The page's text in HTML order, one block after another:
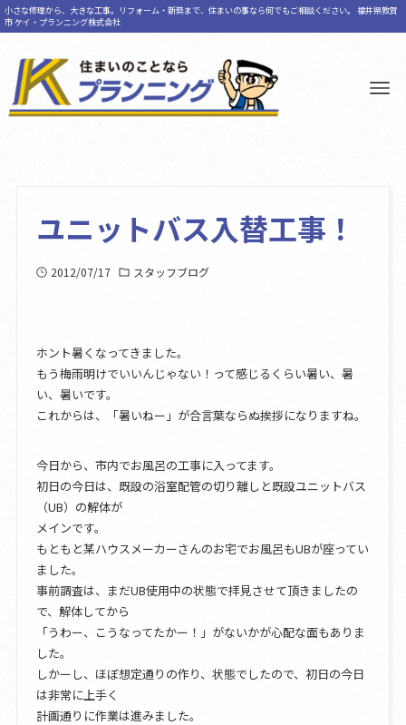
小さな修理から、大きな工事。リフォーム・新築まで、住まいの事なら何でもご相談ください。 福井県敦賀
市 ケイ・プランニング株式会社
ユニットバス入替工事！
2012/07/17 スタッフブログ
ホント暑くなってきました。
もう梅雨明けでいいんじゃない！って感じるくらい暑い、暑
い、暑いです。
これからは、「暑いねー」が合言葉ならぬ挨拶になりますね。
今日から、市内でお風呂の工事に入ってます。
初日の今日は、既設の浴室配管の切り離しと既設ユニットバス
（UB）の解体が
メインです。
もともと某ハウスメーカーさんのお宅でお風呂もUBが座ってい
ました。
事前調査は、まだUB使用中の状態で拝見させて頂きましたの
で、解体してから
「うわー、こうなってたかー！」がないかが心配な面もありま
した。
しかーし、ほぼ想定通りの作り、状態でしたので、初日の今日
は非常に上手く
計画通りに作業は進みました。